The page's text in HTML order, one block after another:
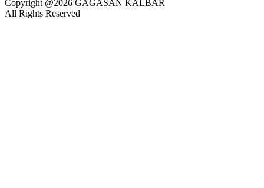
Copyright @2026 GAGASAN KALBAR
All Rights Reserved